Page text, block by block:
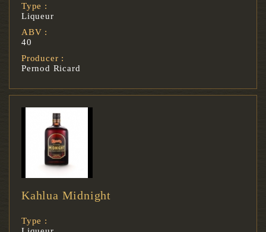
Type :
Liqueur
ABV :
40
Producer :
Pernod Ricard
Kahlua Midnight
Type :